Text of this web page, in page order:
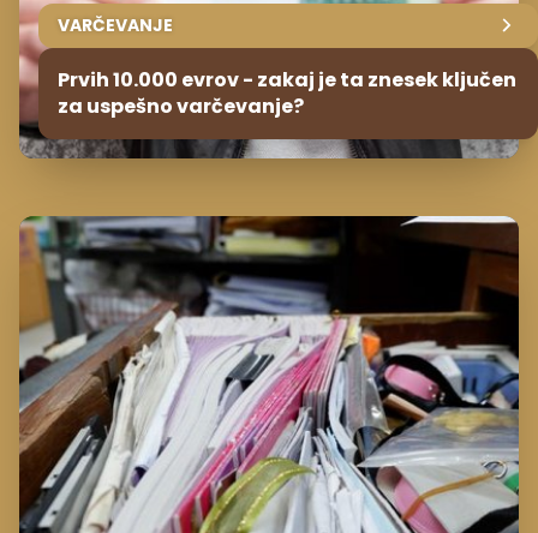
VARČEVANJE
Prvih 10.000 evrov - zakaj je ta znesek ključen
za uspešno varčevanje?